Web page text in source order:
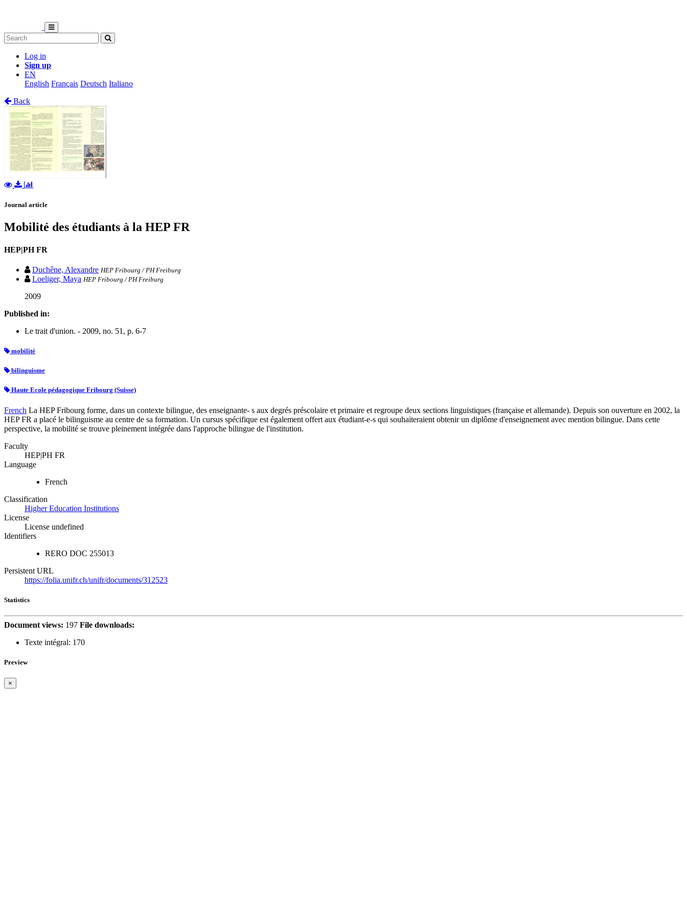
Log in
Sign up
EN
English Français Deutsch Italiano
Back
Journal article
Mobilité des étudiants à la HEP FR
HEP|PH FR
Duchêne, Alexandre HEP Fribourg / PH Freiburg
Loeliger, Maya HEP Fribourg / PH Freiburg
2009
Published in:
Le trait d'union. - 2009, no. 51, p. 6-7
mobilité
bilinguisme
Haute Ecole pédagogique Fribourg (Suisse)
French La HEP Fribourg forme, dans un contexte bilingue, des enseignante- s aux degrés préscolaire et primaire et regroupe deux sections linguistiques (française et allemande). Depuis son ouverture en 2002, la
HEP FR a placé le bilinguisme au centre de sa formation. Un cursus spécifique est également offert aux étudiant-e-s qui souhaiteraient obtenir un diplôme d'enseignement avec mention bilingue. Dans cette
perspective, la mobilité se trouve pleinement intégrée dans l'approche bilingue de l'institution.
Faculty
HEP|PH FR
Language
French
Classification
Higher Education Institutions
License
License undefined
Identifiers
RERO DOC 255013
Persistent URL
https://folia.unifr.ch/unifr/documents/312523
Statistics
Document views: 197 File downloads:
Texte intégral: 170
Preview
×